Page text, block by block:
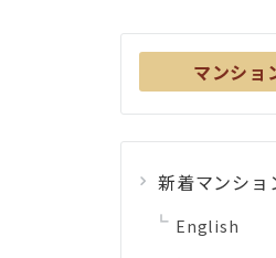
マンショ
新着マンショ
English